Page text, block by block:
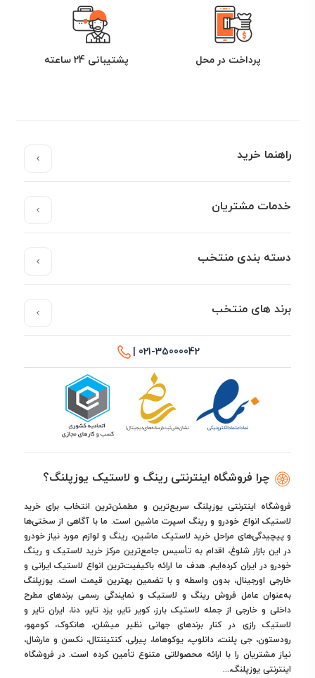
پرداخت در محل پشتیبانی 24 ساعته
راهنما خرید
خدمات مشتریان
دسته بندی منتخب
برند های منتخب
021-35000042 |
چرا فروشگاه اینترنتی رینگ و لاستیک یوزپلنگ؟
فروشگاه اینترنتی یوزپلنگ سریع‌ترین و مطمئن‌ترین انتخاب برای خرید
لاستیک انواع خودرو و رینگ اسپرت ماشین است. ما با آگاهی از سختی‌ها
و پیچیدگی‌های مراحل خرید لاستیک ماشین، رینگ و لوازم مورد نیاز خودرو
در این بازار شلوغ، اقدام به تأسیس جامع‌ترین مرکز خرید لاستیک و رینگ
خودرو در ایران کرده‌ایم. هدف ما ارائه باکیفیت‌ترین انواع لاستیک ایرانی و
خارجی اورجینال، بدون واسطه و با تضمین بهترین قیمت است. یوزپلنگ
به‌عنوان عامل فروش رینگ و لاستیک و نمایندگی رسمی برندهای مطرح
داخلی و خارجی از جمله لاستیک بارز، کویر تایر، یزد تایر، دنا، ایران تایر و
لاستیک رازی در کنار برندهای جهانی نظیر میشلن، هانکوک، کومهو،
رودستون، جی پلنت، دانلوپ، یوکوهاما، پیرلی، کنتیننتال، نکسن و مارشال،
نیاز مشتریان را با ارائه محصولاتی متنوع تأمین کرده است. در فروشگاه
اینترنتی یوزپلنگ،...